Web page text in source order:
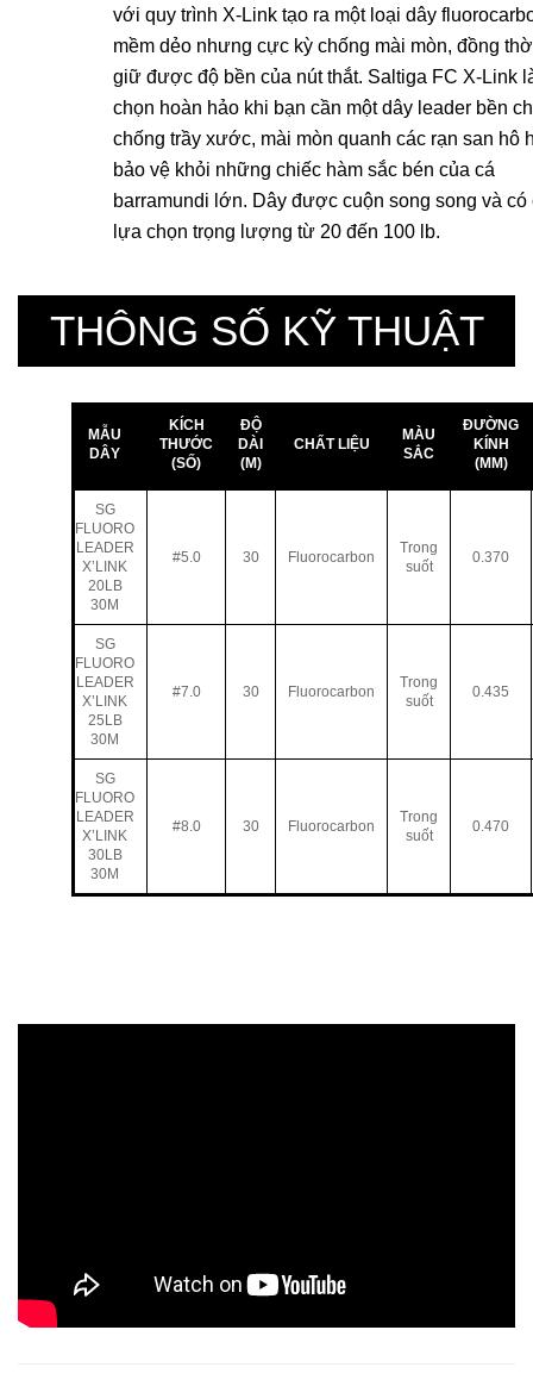
với quy trình X-Link tạo ra một loại dây
mềm dẻo nhưng cực kỳ chống mài mòn, đồng
giữ được độ bền của nút thắt. Saltiga FC X-Link
chọn hoàn hảo khi bạn cần một dây leader bền
chống trầy xước, mài mòn quanh các rạn san hô
bảo vệ khỏi những chiếc hàm sắc bén của cá
barramundi lớn. Dây được cuộn song song và có
lựa chọn trọng lượng từ 20 đến 100 lb.
THÔNG SỐ KỸ THUẬT
MẪU
DÂY
KÍCH
THƯỚC
(SỐ)
ĐỘ
DÀI
(M)
CHẤT LIỆU
MÀU
SẮC
ĐƯỜNG
KÍNH
(MM)
SG
FLUORO
LEADER
X’LINK
20LB
30M
#5.0 30 Fluorocarbon
Trong
suốt
0.370
SG
FLUORO
LEADER
X’LINK
25LB
30M
#7.0 30 Fluorocarbon
Trong
suốt
0.435
SG
FLUORO
LEADER
X’LINK
30LB
30M
#8.0 30 Fluorocarbon
Trong
suốt
0.470